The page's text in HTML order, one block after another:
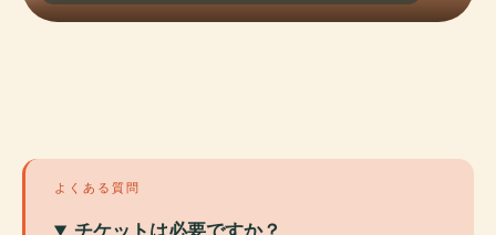
よくある質問
チケットは必要ですか？